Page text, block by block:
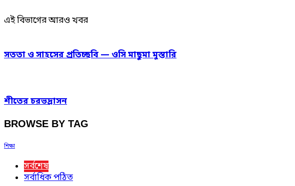
এই বিভাগের আরও খবর
সততা ও সাহসের প্রতিচ্ছবি — ওসি মাছুমা মুস্তারি
শীতের চরভদ্রাসন
BROWSE BY TAG
শিক্ষা
সর্বশেষ
সর্বাধিক পঠিত